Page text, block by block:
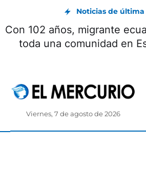
Noticias de última
Con 102 años, migrante
toda una comunidad en
Viernes, 7 de agosto de 2026